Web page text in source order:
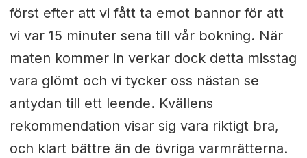
först efter att vi fått ta emot bannor för att
vi var 15 minuter sena till vår bokning. När
maten kommer in verkar dock detta misstag
vara glömt och vi tycker oss nästan se
antydan till ett leende. Kvällens
rekommendation visar sig vara riktigt bra,
och klart bättre än de övriga varmrätterna.